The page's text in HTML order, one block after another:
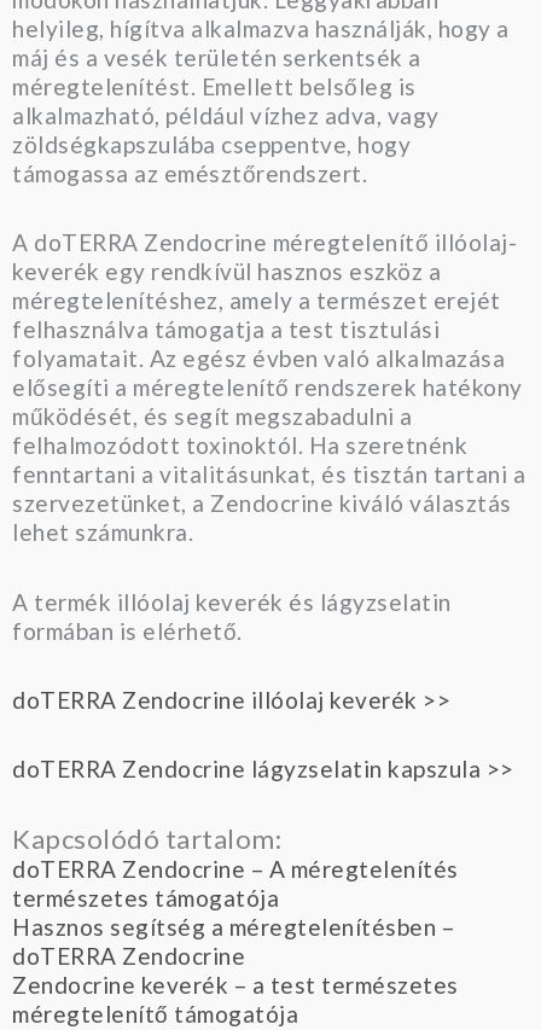
helyileg, hígítva alkalmazva használják, hogy a
máj és a vesék területén serkentsék a
méregtelenítést. Emellett belsőleg is
alkalmazható, például vízhez adva, vagy
zöldségkapszulába cseppentve, hogy
támogassa az emésztőrendszert.
A doTERRA Zendocrine méregtelenítő illóolaj-
keverék egy rendkívül hasznos eszköz a
méregtelenítéshez, amely a természet erejét
felhasználva támogatja a test tisztulási
folyamatait. Az egész évben való alkalmazása
elősegíti a méregtelenítő rendszerek hatékony
működését, és segít megszabadulni a
felhalmozódott toxinoktól. Ha szeretnénk
fenntartani a vitalitásunkat, és tisztán tartani a
szervezetünket, a Zendocrine kiváló választás
lehet számunkra.
A termék illóolaj keverék és lágyzselatin
formában is elérhető.
doTERRA Zendocrine illóolaj keverék >>
doTERRA Zendocrine lágyzselatin kapszula >>
Kapcsolódó tartalom:
doTERRA Zendocrine – A méregtelenítés
természetes támogatója
Hasznos segítség a méregtelenítésben –
doTERRA Zendocrine
Zendocrine keverék – a test természetes
méregtelenítő támogatója